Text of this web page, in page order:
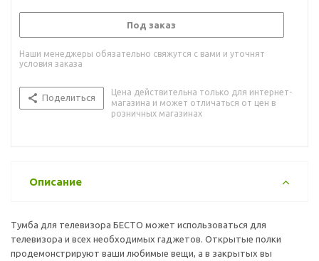
Под заказ
Наши менеджеры обязательно свяжутся с вами и уточнят
условия заказа
Поделиться
Цена действительна только для интернет-
магазина и может отличаться от цен в
розничных магазинах
Описание
Тумба для телевизора БЕСТО может использоваться для
телевизора и всех необходимых гаджетов. Открытые полки
продемонстрируют ваши любимые вещи, а в закрытых вы